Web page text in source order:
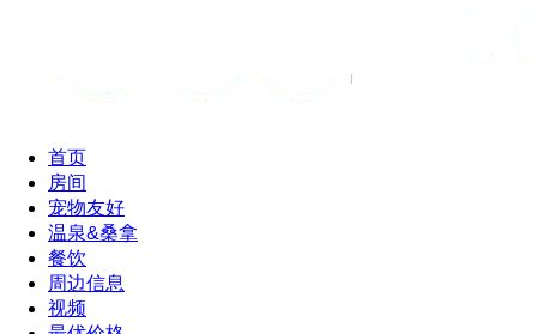
首页
房间
宠物友好
温泉&桑拿
餐饮
周边信息
视频